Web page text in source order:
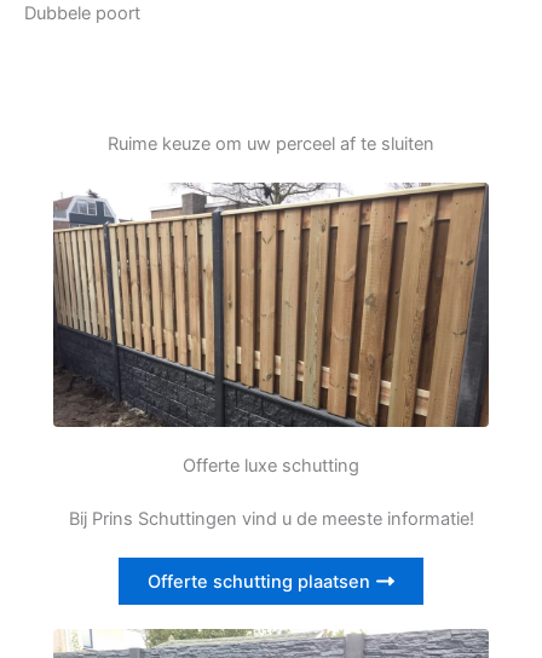
Dubbele poort
Ruime keuze om uw perceel af te sluiten
Offerte luxe schutting
Bij Prins Schuttingen vind u de meeste informatie!
Offerte schutting plaatsen